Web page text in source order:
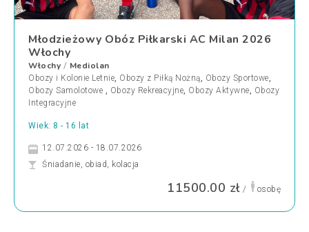
Młodzieżowy Obóz Piłkarski AC Milan 2026
Włochy
Włochy / Mediolan
Obozy i Kolonie Letnie, Obozy z Piłką Nożną, Obozy Sportowe,
Obozy Samolotowe , Obozy Rekreacyjne, Obozy Aktywne, Obozy
Integracyjne
Wiek: 8 - 16 lat
12.07.2026 - 18.07.2026
Śniadanie, obiad, kolacja
11500.00 zł / osobę